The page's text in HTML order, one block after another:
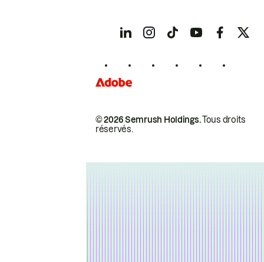
© 2026 Semrush Holdings.Tous droits
réservés.